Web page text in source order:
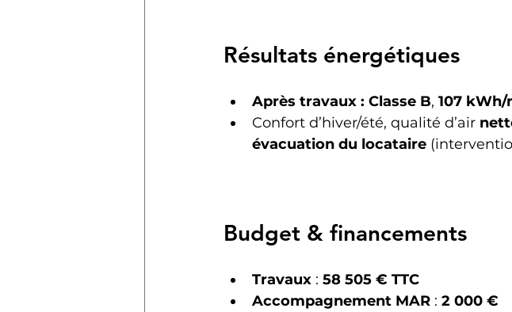
Résultats énergétiques
Après travaux : Classe B, 107 kWh/
Confort d’hiver/été, qualité d’air
évacuation du locataire
Budget & financements
Travaux : 58 505 € TTC
Accompagnement MAR : 2 000 €